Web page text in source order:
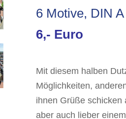
6 Motive, DIN
6,- Euro
Mit diesem halben
Möglichkeiten,
ihnen Grüße schicken
aber auch lieber